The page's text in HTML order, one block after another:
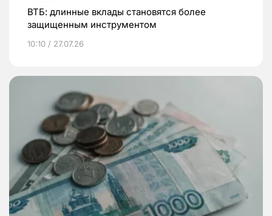
ВТБ: длинные вклады становятся более
защищенным инструментом
10:10 / 27.07.26